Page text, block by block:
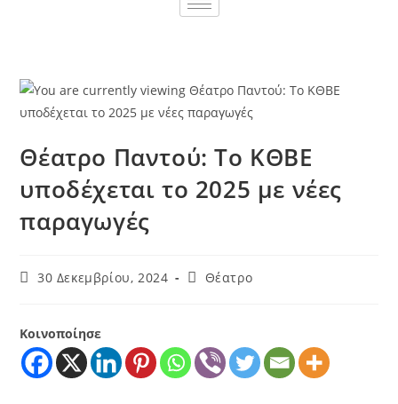
Θέατρο Παντού: Το ΚΘΒΕ
υποδέχεται το 2025 με νέες
παραγωγές
30 Δεκεμβρίου, 2024 Θέατρο
Κοινοποίησε